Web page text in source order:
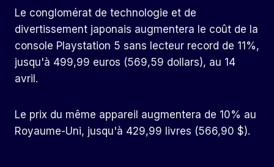
Le conglomérat de technologie et de
divertissement japonais augmentera le coût de la
console Playstation 5 sans lecteur record de 11%,
jusqu'à 499,99 euros (569,59 dollars), au 14
avril.
Le prix du même appareil augmentera de 10% au
Royaume-Uni, jusqu'à 429,99 livres (566,90 $).